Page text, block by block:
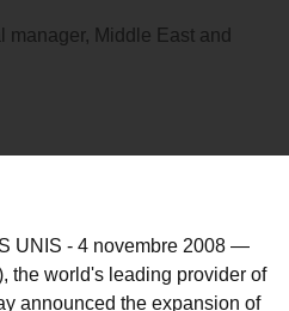
Middle East and
UNIS - 4 novembre 2008 —
the world's leading provider of
announced the expansion of